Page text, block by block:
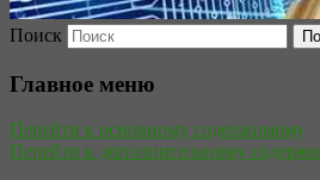
Поиск
Главное меню
Перейти к основному содержимому
Перейти к дополнительному